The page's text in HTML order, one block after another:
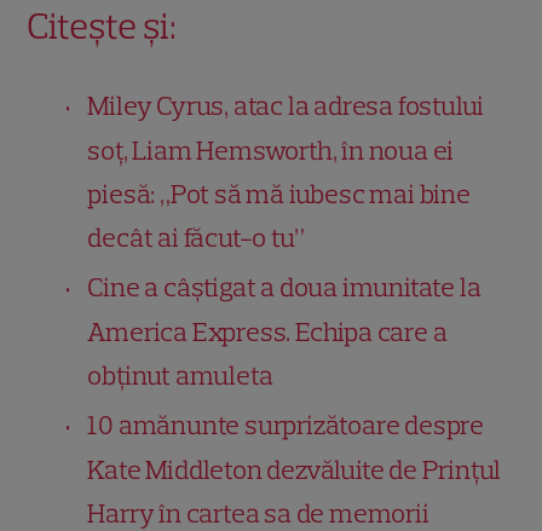
Citește și:
Miley Cyrus, atac la adresa fostului
soț, Liam Hemsworth, în noua ei
piesă: „Pot să mă iubesc mai bine
decât ai făcut-o tu”
Cine a câștigat a doua imunitate la
America Express. Echipa care a
obținut amuleta
10 amănunte surprizătoare despre
Kate Middleton dezvăluite de Prințul
Harry în cartea sa de memorii